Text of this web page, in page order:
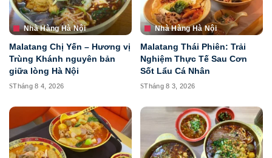
Nhà Hàng Hà Nội
Malatang Chị Yến – Hương vị
Trùng Khánh nguyên bản
giữa lòng Hà Nội
Tháng 8 4, 2026
Nhà Hàng Hà Nội
Malatang Thái Phiên: Trải
Nghiệm Thực Tế Sau Cơn
Sốt Lẩu Cá Nhân
Tháng 8 3, 2026